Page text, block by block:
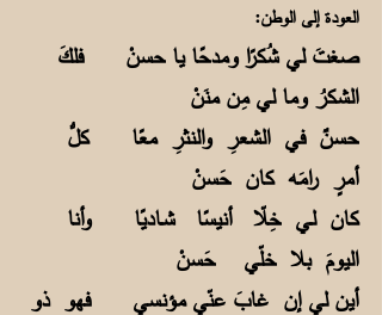
العودة إلى الوطن:
صغتَ لي شُكرًا ومدحًا يا حسنْ فلكَ
الشكرُ وما لي مِن منَنْ
حسنٌ في الشعرِ والنثرِ معًا كلُّ
أمرٍ رامَه كان حَسنْ
كان لـي خِلّا أنيسًا شـاديًا وأنا
اليومَ بلا خلّي حَسنْ
أين لي إن غابَ عنّي مؤنسي فهو ذو